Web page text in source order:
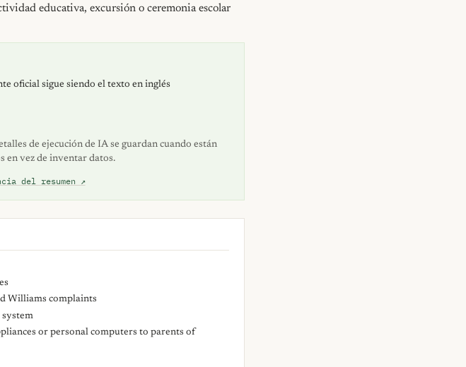
educativa, excursión o ceremonia escolar
oficial sigue siendo el texto en inglés
de ejecución de IA se guardan cuando están
en vez de inventar datos.
del resumen ↗
Williams complaints
system
or personal computers to parents of